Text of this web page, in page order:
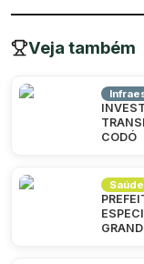
Veja também
CODÓ
Saúde